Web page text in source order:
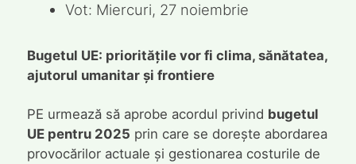
Vot: Miercuri, 27 noiembrie
Bugetul UE: prioritățile vor fi clima, sănătatea,
ajutorul umanitar și frontiere
PE urmează să aprobe acordul privind bugetul
UE pentru 2025 prin care se dorește abordarea
provocărilor actuale și gestionarea costurile de